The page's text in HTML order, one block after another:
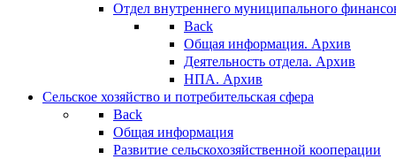
Отдел внутреннего муниципального
Back
Общая информация. Архив
Деятельность отдела. Архив
НПА. Архив
Сельское хозяйство и потребительская сфера
Back
Общая информация
Развитие сельскохозяйственной кооперации